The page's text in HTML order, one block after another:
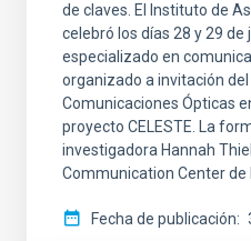
de claves. El Instituto de
celebró los días 28 y 29 de
especializado en
organizado a invitación
Comunicaciones Ópticas
proyecto CELESTE. La
investigadora Hannah
Communication Center de
Fecha de publicación